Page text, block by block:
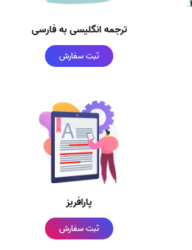
ترجمه انگلیسی به فارسی
ثبت سفارش
پارافریز
ثبت سفارش